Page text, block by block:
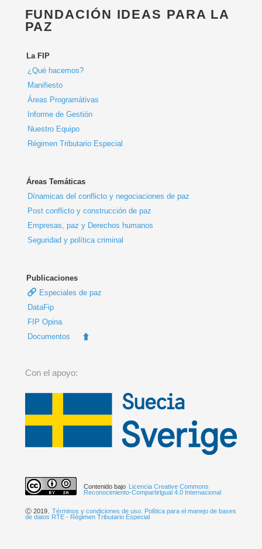
FUNDACIÓN IDEAS PARA LA
PAZ
La FIP
¿Qué hacemos?
Manifiesto
Áreas Programátivas
Informe de Gestión
Nuestro Equipo
Régimen Tributario Especial
Áreas Temáticas
Dínamicas del conflicto y negociaciones de paz
Post conflicto y construcción de paz
Empresas, paz y Derechos humanos
Seguridad y política criminal
Publicaciones
Especiales de paz
DataFip
FIP Opina
Documentos
Con el apoyo:
Contenido bajo Licencia Creative Commons
Reconocimiento-Compartirlgual 4.0 Internacional
Ⓒ 2019.
Términos y condiciones de uso. Política para el manejo de bases
de datos RTE - Régimen Tributario Especial